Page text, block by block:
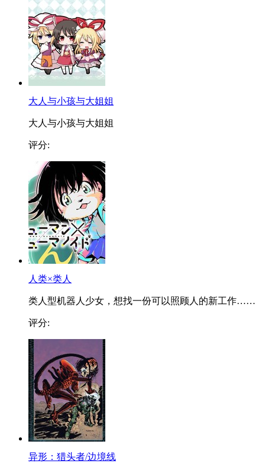
大人与小孩与大姐姐
大人与小孩与大姐姐
评分:
人类×类人
类人型机器人少女，想找一份可以照顾人的新工作……
评分:
异形：猎头者/边境线